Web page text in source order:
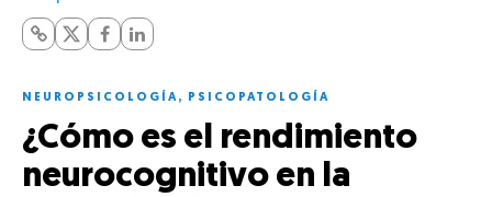
NEUROPSICOLOGÍA, PSICOPATOLOGÍA
¿Cómo es el rendimiento
neurocognitivo en la